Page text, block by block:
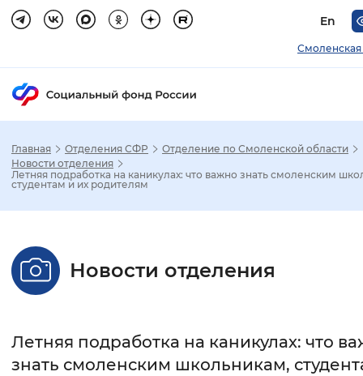
En
Смоленская
Стандартный Увеличенный
Без засечек С засечками
Главная Отделения СФР
Отделение по Смоленской области
Новости отделения
Летняя подработка на каникулах: что важно знать смоленским
студентам и их родителям
Новости отделения
Летняя подработка на каникулах: что
знать смоленским школьникам,